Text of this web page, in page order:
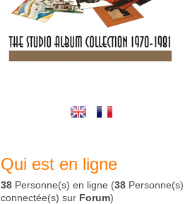
Qui est en ligne
38 Personne(s) en ligne (38 Personne(s)
connectée(s) sur Forum)